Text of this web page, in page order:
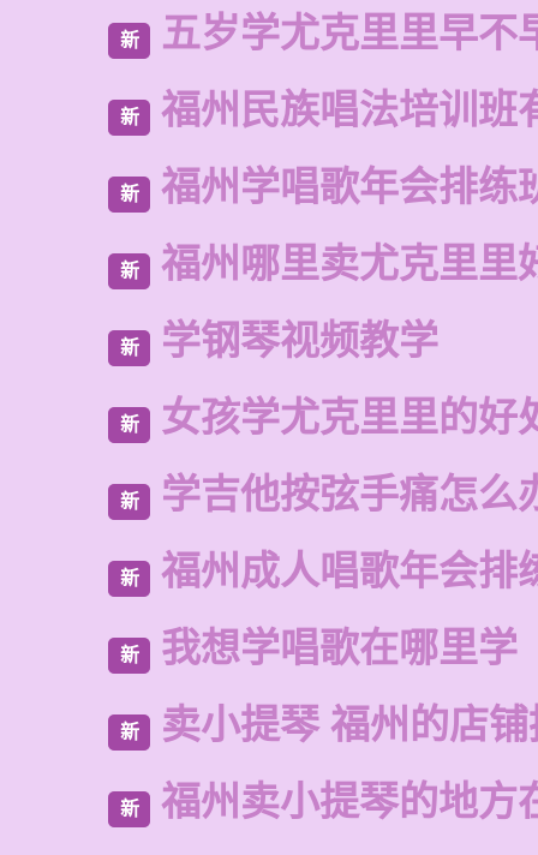
新 五岁学尤克里里早不
新 福州民族唱法培训班
新 福州学唱歌年会排练
新 福州哪里卖尤克里里
新 学钢琴视频教学
新 女孩学尤克里里的好
新 学吉他按弦手痛怎么
新 福州成人唱歌年会排
新 我想学唱歌在哪里学
新 卖小提琴 福州的店
新 福州卖小提琴的地方